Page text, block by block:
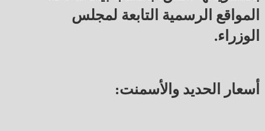
المواقع الرسمية التابعة لمجلس
الوزراء.
أسعار الحديد والأسمنت: